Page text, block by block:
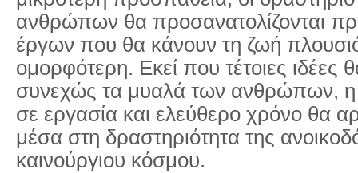
ανθρώπων θα προσανατολίζονται
έργων που θα κάνουν τη ζωή
ομορφότερη. Εκεί που τέτοιες ιδέες
συνεχώς τα μυαλά των ανθρώπων, η
σε εργασία και ελεύθερο χρόνο θα
μέσα στη δραστηριότητα της
καινούργιου κόσμου.